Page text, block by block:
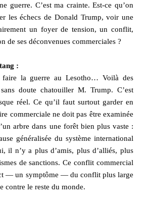
guerre. C’est ma crainte. Est-ce qu’on
les échecs de Donald Trump, voir une
un foyer de tension, un conflit,
de ses déconvenues commerciales ?
:
faire la guerre au Lesotho… Voilà des
doute chatouiller M. Trump. C’est
réel. Ce qu’il faut surtout garder en
commerciale ne doit pas être examinée
arbre dans une forêt bien plus vaste :
généralisée du système international
il n’y a plus d’amis, plus d’alliés, plus
de sanctions. Ce conflit commercial
— un symptôme — du conflit plus large
contre le reste du monde.